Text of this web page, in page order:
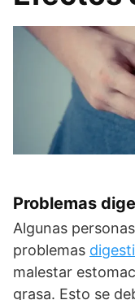
Problemas
Algunas
problemas
malestar
grasa. Esto se